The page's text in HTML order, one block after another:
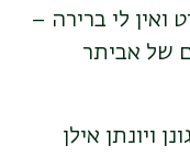
ואין לי ברירה –
של אביתר
ויונתן אילן